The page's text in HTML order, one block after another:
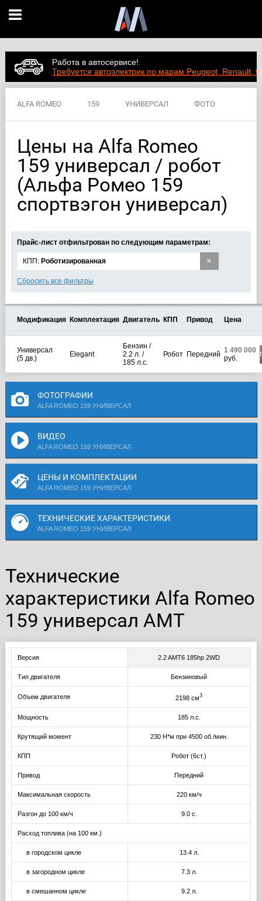
Работа в автосервисе!
Требуется автоэлектрик по марам Peugeot, Renault,
ALFA ROMEO 159 УНИВЕРСАЛ ФОТО
ХАРАКТЕРИСТИКИ
Цены на Alfa Romeo
159 универсал / робот
(Альфа Ромео 159
спортвэгон универсал)
Прайс-лист отфильтрован по следующим параметрам:
×
КПП: Роботизированная
Сбросить все фильтры
Модификация Комплектация Двигатель КПП Привод Цена
Универсал
(5 дв.)
Elegant
Бензин /
2.2 л. /
185 л.с.
Робот Передний 1 490 000
руб.
ФОТОГРАФИИ
ALFA ROMEO 159 УНИВЕРСАЛ
ВИДЕО
ALFA ROMEO 159 УНИВЕРСАЛ
ЦЕНЫ И КОМПЛЕКТАЦИИ
ALFA ROMEO 159 УНИВЕРСАЛ
ТЕХНИЧЕСКИЕ ХАРАКТЕРИСТИКИ
ALFA ROMEO 159 УНИВЕРСАЛ
Технические
характеристики Alfa Romeo
159 универсал AMT
Версия 2.2 AMT6 185hp 2WD
Тип двигателя Бензиновый
Объем двигателя 2198 см3
Мощность 185 л.с.
Крутящий момент 230 Н*м при 4500 об./мин.
КПП Робот (6ст.)
Привод Передний
Максимальная скорость 220 км/ч
Разгон до 100 км/ч 9.0 с.
Расход топлива (на 100 км.)
в городском цикле 13.4 л.
в загородном цикле 7.3 л.
в смешанном цикле 9.2 л.